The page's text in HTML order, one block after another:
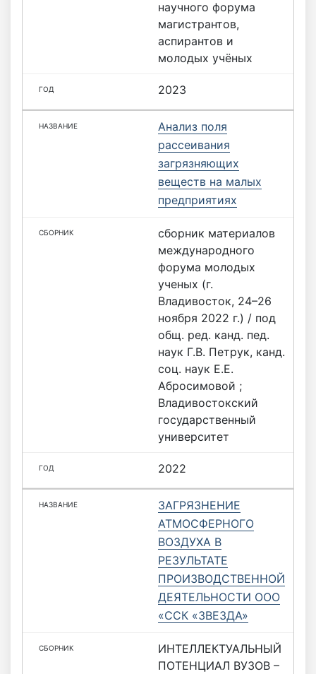
научного форума
магистрантов,
аспирантов и
молодых учёных
2023
Анализ поля
рассеивания
загрязняющих
веществ на малых
предприятиях
сборник материалов
международного
форума молодых
ученых (г.
Владивосток, 24–26
ноября 2022 г.) / под
общ. ред. канд. пед.
наук Г.В. Петрук, канд.
соц. наук Е.Е.
Абросимовой ;
Владивостокский
государственный
университет
2022
ЗАГРЯЗНЕНИЕ
АТМОСФЕРНОГО
ВОЗДУХА В
РЕЗУЛЬТАТЕ
ПРОИЗВОДСТВЕННОЙ
ДЕЯТЕЛЬНОСТИ ООО
«ССК «ЗВЕЗДА»
ИНТЕЛЛЕКТУАЛЬНЫЙ
ПОТЕНЦИАЛ ВУЗОВ –